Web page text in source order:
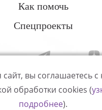
Как помочь
Спецпроекты
конфиденциальности
сайт, вы соглашаетесь
обработки cookies (
подробнее).